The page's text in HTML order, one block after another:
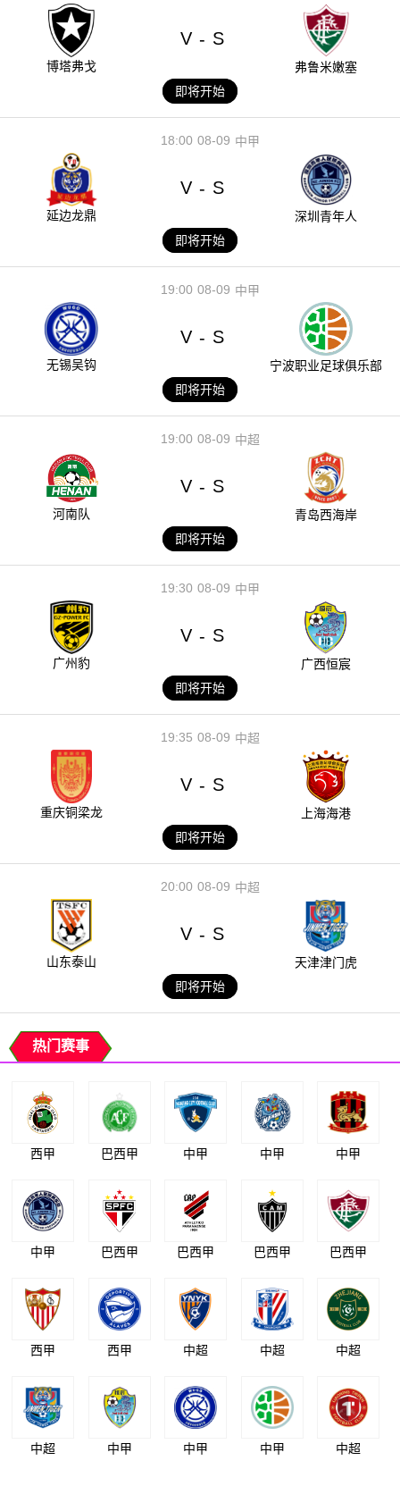
博塔弗戈
V - S
弗鲁米嫩塞
即将开始
08-09
18:00 中甲
延边龙鼎
V - S
深圳青年人
即将开始
08-09
19:00 中甲
无锡吴钩
V - S
宁波职业足球俱乐部
即将开始
08-09
19:00 中超
河南队
V - S
青岛西海岸
即将开始
08-09
19:30 中甲
广州豹
V - S
广西恒宸
即将开始
08-09
19:35 中超
重庆铜梁龙
V - S
上海海港
即将开始
08-09
20:00 中超
山东泰山
V - S
天津津门虎
即将开始
热门赛事
西甲 巴西甲 中甲 中甲 中甲
中甲 巴西甲 巴西甲 巴西甲 巴西甲
西甲 西甲 中超 中超 中超
中超 中甲 中甲 中甲 中超